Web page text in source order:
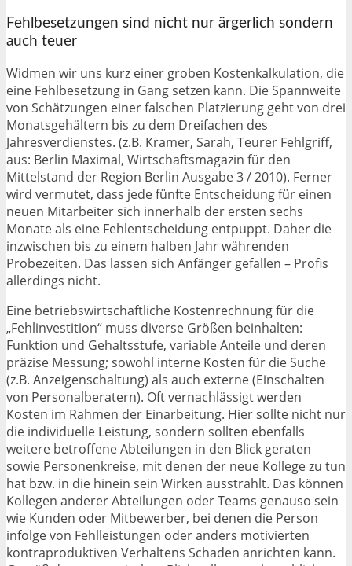
Fehlbesetzungen sind nicht nur ärgerlich sondern
auch teuer
Widmen wir uns kurz einer groben Kostenkalkulation, die
eine Fehlbesetzung in Gang setzen kann. Die Spannweite
von Schätzungen einer falschen Platzierung geht von drei
Monatsgehältern bis zu dem Dreifachen des
Jahresverdienstes. (z.B. Kramer, Sarah, Teurer Fehlgriff,
aus: Berlin Maximal, Wirtschaftsmagazin für den
Mittelstand der Region Berlin Ausgabe 3 / 2010). Ferner
wird vermutet, dass jede fünfte Entscheidung für einen
neuen Mitarbeiter sich innerhalb der ersten sechs
Monate als eine Fehlentscheidung entpuppt. Daher die
inzwischen bis zu einem halben Jahr währenden
Probezeiten. Das lassen sich Anfänger gefallen – Profis
allerdings nicht.
Eine betriebswirtschaftliche Kostenrechnung für die
„Fehlinvestition“ muss diverse Größen beinhalten:
Funktion und Gehaltsstufe, variable Anteile und deren
präzise Messung; sowohl interne Kosten für die Suche
(z.B. Anzeigenschaltung) als auch externe (Einschalten
von Personalberatern). Oft vernachlässigt werden
Kosten im Rahmen der Einarbeitung. Hier sollte nicht nur
die individuelle Leistung, sondern sollten ebenfalls
weitere betroffene Abteilungen in den Blick geraten
sowie Personenkreise, mit denen der neue Kollege zu tun
hat bzw. in die hinein sein Wirken ausstrahlt. Das können
Kollegen anderer Abteilungen oder Teams genauso sein
wie Kunden oder Mitbewerber, bei denen die Person
infolge von Fehlleistungen oder anders motivierten
kontraproduktiven Verhaltens Schaden anrichten kann.